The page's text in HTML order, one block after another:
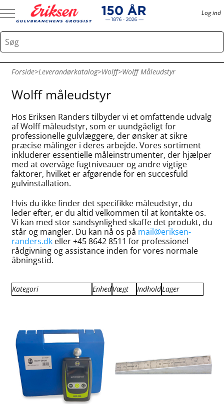
Log ind
Forside>Leverandørkatalog>Wolff>Wolff Måleudstyr
Wolff måleudstyr
Hos Eriksen Randers tilbyder vi et omfattende udvalg
af Wolff måleudstyr, som er uundgåeligt for
professionelle gulvlæggere, der ønsker at sikre
præcise målinger i deres arbejde. Vores sortiment
inkluderer essentielle måleinstrumenter, der hjælper
med at overvåge fugtniveauer og andre vigtige
faktorer, hvilket er afgørende for en succesfuld
gulvinstallation.
Hvis du ikke finder det specifikke måleudstyr, du
leder efter, er du altid velkommen til at kontakte os.
Vi kan med stor sandsynlighed skaffe det produkt, du
står og mangler. Du kan nå os på mail@eriksen-
randers.dk eller +45 8642 8511 for professionel
rådgivning og assistance inden for vores normale
åbningstid.
Kategori
EnhedVægt
IndholdLager